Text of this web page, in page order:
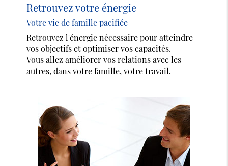
Retrouvez votre énergie
Votre vie de famille pacifiée
Retrouvez l'énergie nécessaire pour atteindre
vos objectifs et optimiser vos capacités.
Vous allez améliorer vos relations avec les
autres, dans votre famille, votre travail.